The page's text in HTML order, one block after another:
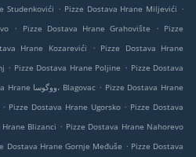
Studenkovići . Pizze Dostava Hrane Miljevići .
. Pizze Dostava Hrane Grahovište . Pizze
Hrane Kozarevići . Pizze Dostava Hrane
. Pizze Dostava Hrane Poljine . Pizze Dostava
Pizze Dostava Hrane ووگوسا، Blagovac . Pizze Dostava Hrane
. Pizze Dostava Hrane Ugorsko . Pizze Dostava
Blizanci . Pizze Dostava Hrane Nahorevo
Dostava Hrane Gornje Međuše . Pizze Dostava